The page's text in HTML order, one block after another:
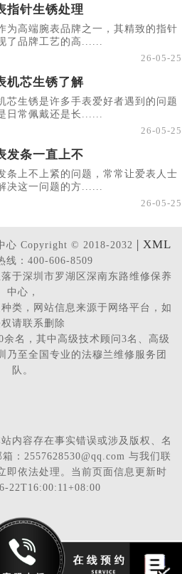
指针生锈处理
为高端腕表品牌之一，其精致的指针
了品牌工艺的高......
26-05-25
机芯生锈了解
芯生锈是许多手表爱好者遇到的问题
日常佩戴还是长......
26-05-25
发条一直上不
条上不上紧的问题，常常让爱表人士
决这一问题的方......
26-05-25
心 Copyright © 2018-2032 | XML
线：400-606-8509
于深圳市罗湖区深南东路维修保养
中心，
类，网站信息来源于网络平台，如
请联系删除
名，其中高级技术顾问3名、高级
乃至全国专业的法穆兰维修服务团
队。
内容存在事实错误或涉及版权、名
：2557628530@qq.com 与我们联
即依法处理。当前页面信息更新时
22T16:00:11+08:00